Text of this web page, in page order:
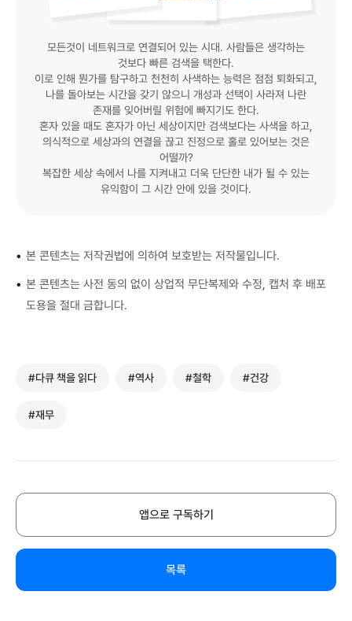
모든것이 네트워크로 연결되어 있는 시대. 사람들은 생각하는
것보다 빠른 검색을 택한다.
이로 인해 뭔가를 탐구하고 천천히 사색하는 능력은 점점 퇴화되고,
나를 돌아보는 시간을 갖기 않으니 개성과 선택이 사라져 나란
존재를 잊어버릴 위험에 빠지기도 한다.
혼자 있을 때도 혼자가 아닌 세상이지만 검색보다는 사색을 하고,
의식적으로 세상과의 연결을 끊고 진정으로 홀로 있어보는 것은
어떨까?
복잡한 세상 속에서 나를 지켜내고 더욱 단단한 내가 될 수 있는
유익함이 그 시간 안에 있을 것이다.
• 본 콘텐츠는 저작권법에 의하여 보호받는 저작물입니다.
• 본 콘텐츠는 사전 동의 없이 상업적 무단복제와 수정, 캡처 후 배포
도용을 절대 금합니다.
#다큐 책을 읽다 #역사 #철학 #건강
#재무
앱으로 구독하기
목록